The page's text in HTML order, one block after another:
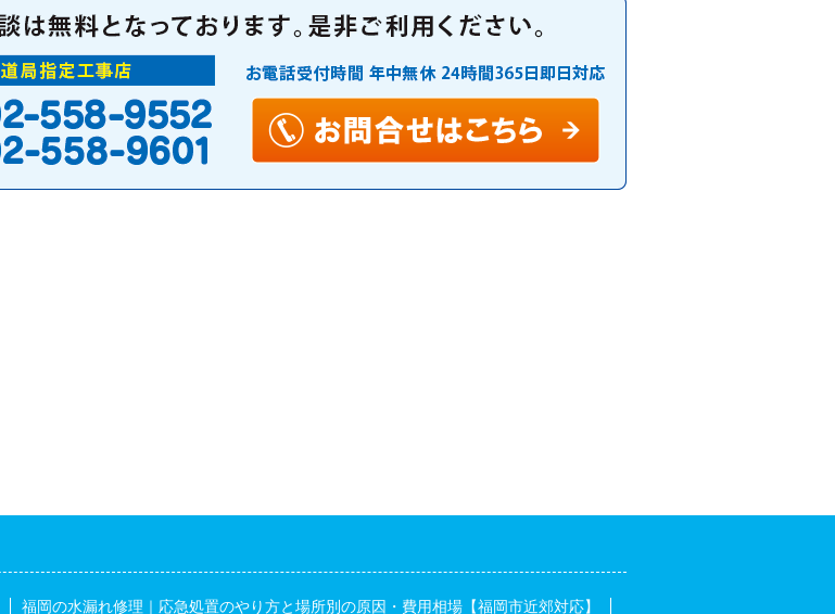
福岡の水漏れ修理｜応急処置のやり方と場所別の原因・費用相場【福岡市近郊対応】